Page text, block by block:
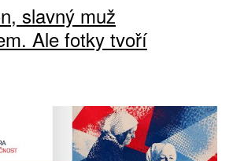
slavný muž
Ale fotky tvoří